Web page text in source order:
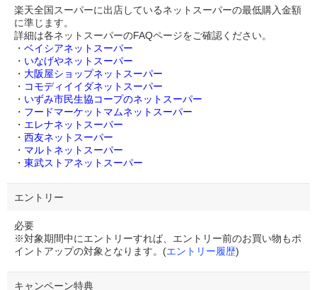
楽天全国スーパーに出店しているネットスーパーの最低購入金額
に準じます。
詳細は各ネットスーパーのFAQページをご確認ください。
・ ベイシアネットスーパー
・ いなげやネットスーパー
・ 大阪屋ショップネットスーパー
・ コモディイイダネットスーパー
・ いずみ市民生協コープのネットスーパー
・ フードマーケットマムネットスーパー
・ エレナネットスーパー
・ 西友ネットスーパー
・ マルトネットスーパー
・ 東武ストアネットスーパー
エントリー
必要
※対象期間中にエントリーすれば、エントリー前のお買い物もポ
イントアップの対象となります。(エントリー履歴)
キャンペーン特典